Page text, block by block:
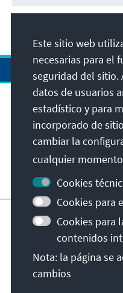
Dirección
Contacto
Visita también
Página principal de
Protección de
Declaración
© Konrad-
Este sitio web
necesarias para el
seguridad del sitio.
datos de usuarios
estadístico y para
incorporado de
cambiar la
cualquier
Cookies
Cookies para
Cookies para
contenidos
Nota: la página se
cambios